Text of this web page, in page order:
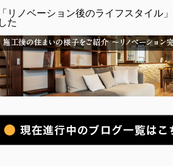
「リノベーション後のライフスタイル
した